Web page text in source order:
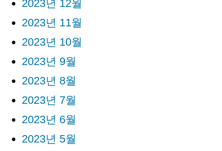
2023년 12월
2023년 11월
2023년 10월
2023년 9월
2023년 8월
2023년 7월
2023년 6월
2023년 5월